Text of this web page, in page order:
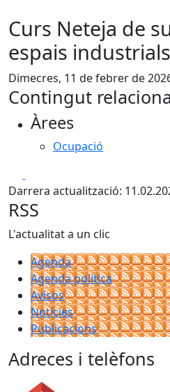
Curs Neteja de
espais
Dimecres, 11 de febrer de
Contingut
Àrees
Ocupació
Darrera actualització:
RSS
L'actualitat a un clic
Agenda
Agenda política
Avisos
Notícies
Publicacions
Adreces i telèfons